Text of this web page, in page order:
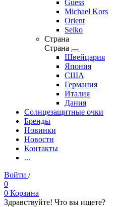
Guess
Michael Kors
Orient
Seiko
Страна
Страна
Швейцария
Япония
США
Германия
Италия
Дания
Солнцезащитные очки
Бренды
Новинки
Новости
Контакты
...
Войти /
0
0 Корзина
Здравствуйте! Что вы ищете?